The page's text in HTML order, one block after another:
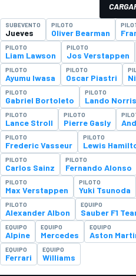
SUBEVENTO
Jueves
PILOTO
Oliver Bearman
PILOTO
Liam Lawson
PILOTO
Jos Verstappen
PILOTO
Ayumu Iwasa
PILOTO
Oscar Piastri
PILOTO
Gabriel Bortoleto
PILOTO
Lando Norris
PILOTO
Lance Stroll
PILOTO
Pierre Gasly
PILOTO
Frederic Vasseur
PILOTO
Lewis
PILOTO
Carlos Sainz
PILOTO
Fernando Alonso
PILOTO
Max Verstappen
PILOTO
Yuki Tsunoda
PILOTO
Alexander Albon
EQUIPO
Sauber F1
EQUIPO
Alpine
EQUIPO
Mercedes
EQUIPO
Aston
EQUIPO
Ferrari
EQUIPO
Williams